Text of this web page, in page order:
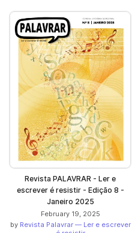
Revista PALAVRAR - Ler e
escrever é resistir - Edição 8 -
Janeiro 2025
February 19, 2025
by Revista Palavrar — Ler e escrever